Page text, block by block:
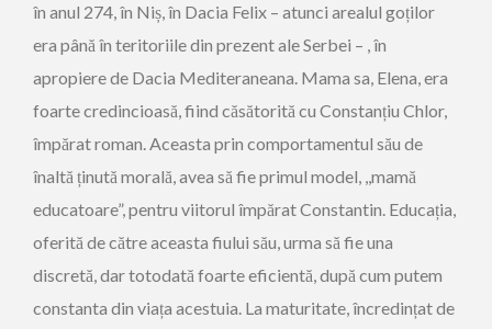
în anul 274, în Niș, în Dacia Felix – atunci arealul goților
era până în teritoriile din prezent ale Serbei – , în
apropiere de Dacia Mediteraneana. Mama sa, Elena, era
foarte credincioasă, fiind căsătorită cu Constanțiu Chlor,
împărat roman. Aceasta prin comportamentul său de
înaltă ținută morală, avea să fie primul model, ,,mamă
educatoare”, pentru viitorul împărat Constantin. Educația,
oferită de către aceasta fiului său, urma să fie una
discretă, dar totodată foarte eficientă, după cum putem
constanta din viața acestuia. La maturitate, încredințat de